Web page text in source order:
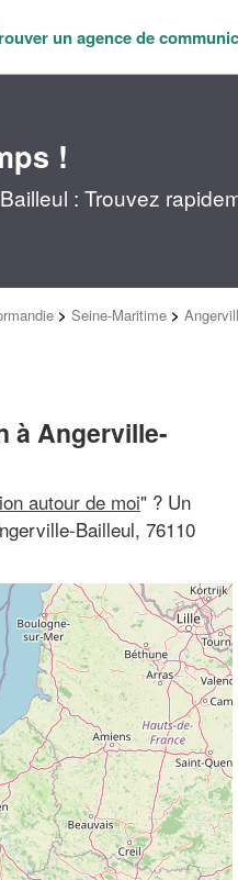
un agence de
!
: Trouvez
> Seine-Maritime >
à Angerville-
autour de moi" ? Un
Bailleul, 76110